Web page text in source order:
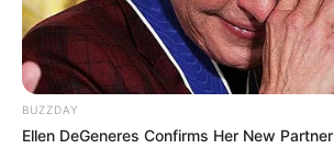
BUZZDAY
Ellen DeGeneres Confirms Her New Partner